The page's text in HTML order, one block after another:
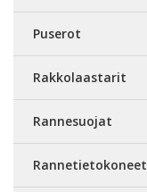
Puserot
Rakkolaastarit
Rannesuojat
Rannetietokoneet